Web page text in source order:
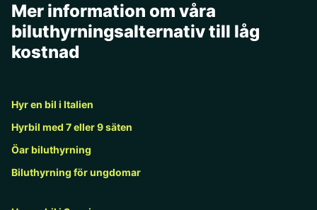
Mer information om våra
biluthyrningsalternativ till låg
kostnad
Hyr en bil i Italien
Hyrbil med 7 eller 9 säten
Öar biluthyrning
Biluthyrning för ungdomar